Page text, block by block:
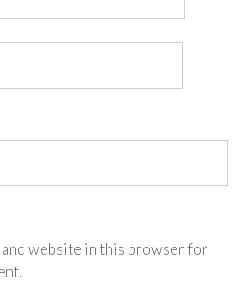
and website in this browser for